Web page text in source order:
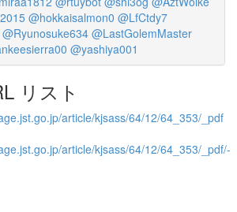
@hokkaisalmon0 @LfCtdy7
@Ryunosuke634 @LastGolemMaster
@yashiya001
リスト
article/kjsass/64/12/64_353/_pdf
article/kjsass/64/12/64_353/_pdf/-